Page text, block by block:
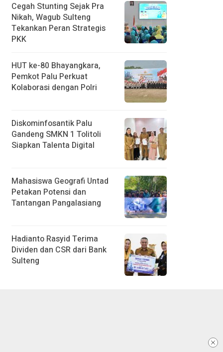
Cegah Stunting Sejak Pra
Nikah, Wagub Sulteng
Tekankan Peran Strategis
PKK
HUT ke-80 Bhayangkara,
Pemkot Palu Perkuat
Kolaborasi dengan Polri
Diskominfosantik Palu
Gandeng SMKN 1 Tolitoli
Siapkan Talenta Digital
Mahasiswa Geografi Untad
Petakan Potensi dan
Tantangan Pangalasiang
Hadianto Rasyid Terima
Dividen dan CSR dari Bank
Sulteng